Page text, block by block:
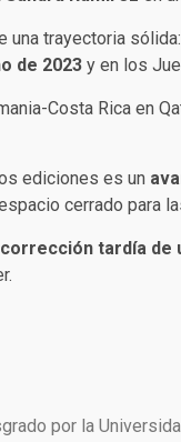
trayectoria
de 2023 y en los
Costa Rica en
ediciones es un
cerrado para
corrección tardía de
por la